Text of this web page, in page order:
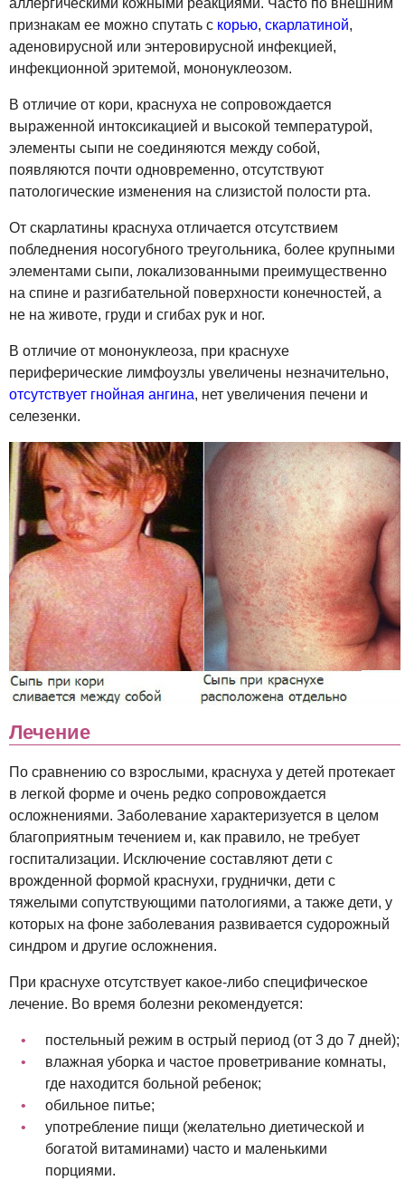
аллергическими кожными реакциями. Часто по внешним
признакам ее можно спутать с корью, скарлатиной,
аденовирусной или энтеровирусной инфекцией,
инфекционной эритемой, мононуклеозом.
В отличие от кори, краснуха не сопровождается
выраженной интоксикацией и высокой температурой,
элементы сыпи не соединяются между собой,
появляются почти одновременно, отсутствуют
патологические изменения на слизистой полости рта.
От скарлатины краснуха отличается отсутствием
побледнения носогубного треугольника, более крупными
элементами сыпи, локализованными преимущественно
на спине и разгибательной поверхности конечностей, а
не на животе, груди и сгибах рук и ног.
В отличие от мононуклеоза, при краснухе
периферические лимфоузлы увеличены незначительно,
отсутствует гнойная ангина, нет увеличения печени и
селезенки.
Лечение
По сравнению со взрослыми, краснуха у детей протекает
в легкой форме и очень редко сопровождается
осложнениями. Заболевание характеризуется в целом
благоприятным течением и, как правило, не требует
госпитализации. Исключение составляют дети с
врожденной формой краснухи, груднички, дети с
тяжелыми сопутствующими патологиями, а также дети, у
которых на фоне заболевания развивается судорожный
синдром и другие осложнения.
При краснухе отсутствует какое-либо специфическое
лечение. Во время болезни рекомендуется:
постельный режим в острый период (от 3 до 7 дней);
влажная уборка и частое проветривание комнаты,
где находится больной ребенок;
обильное питье;
употребление пищи (желательно диетической и
богатой витаминами) часто и маленькими
порциями.